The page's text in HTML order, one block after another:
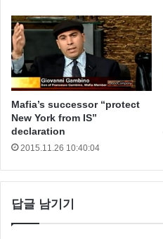
Mafia’s successor “protect
New York from IS”
declaration
2015.11.26 10:40:04
답글 남기기